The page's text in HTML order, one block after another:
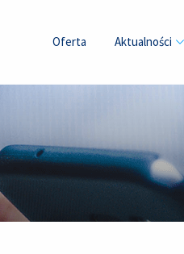
Oferta Aktualności